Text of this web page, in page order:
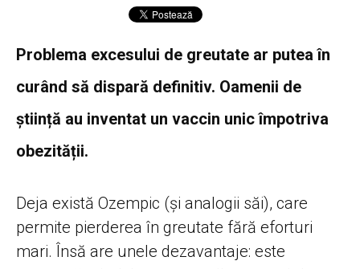
Problema excesului de greutate ar putea în
curând să dispară definitiv. Oamenii de
știință au inventat un vaccin unic împotriva
obezității.
Deja există Ozempic (și analogii săi), care
permite pierderea în greutate fără eforturi
mari. Însă are unele dezavantaje: este